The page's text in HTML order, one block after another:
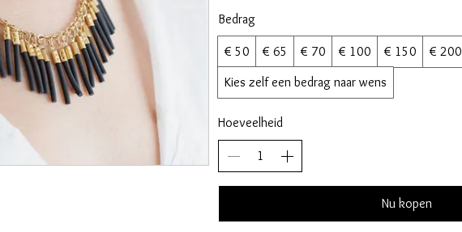
Bedrag
€ 50 € 65 € 70 € 100 € 150
€ 200
Kies zelf een bedrag naar wens
Hoeveelheid
Nu kopen